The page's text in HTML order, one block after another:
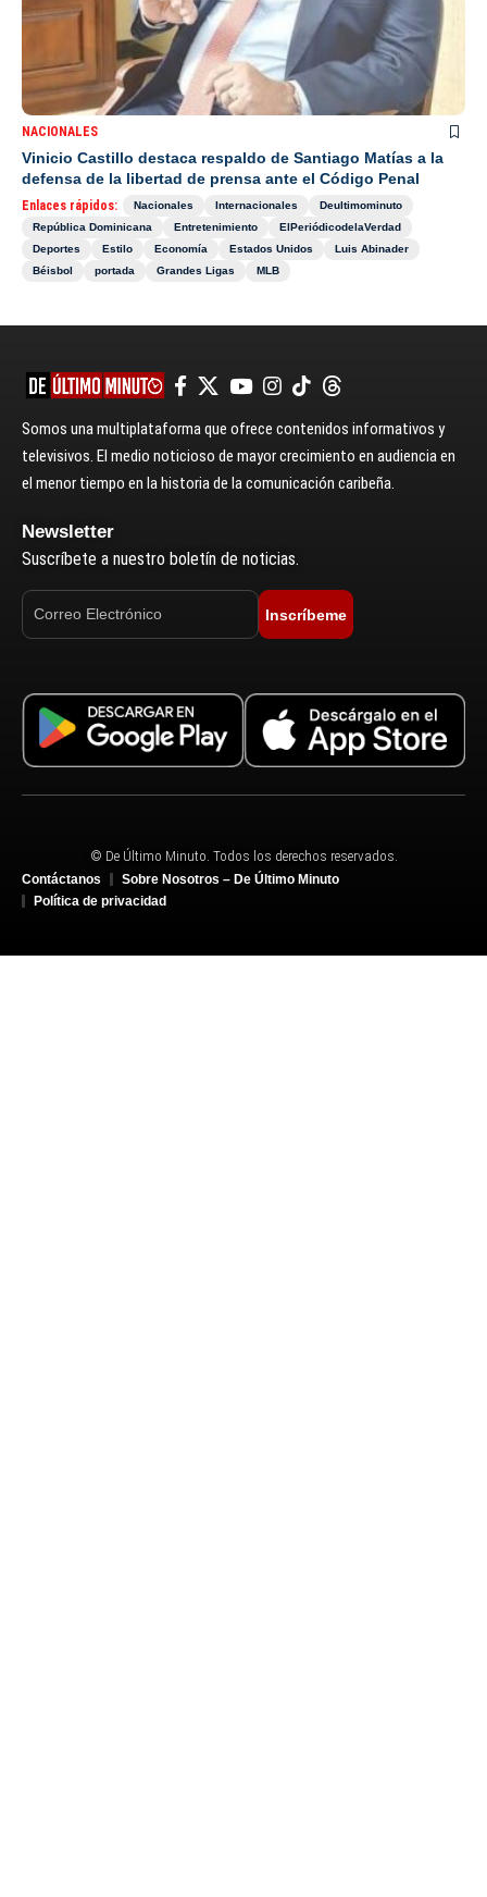
NACIONALES
Vinicio Castillo destaca respaldo de Santiago Matías a la
defensa de la libertad de prensa ante el Código Penal
Enlaces rápidos: Nacionales Internacionales
Deultimominuto
República Dominicana
Entretenimiento
ElPeriódicodelaVerdad
Deportes
Estilo Economía Estados Unidos
Luis Abinader
Béisbol
portada Grandes Ligas MLB
Somos una multiplataforma que ofrece contenidos informativos y
televisivos. El medio noticioso de mayor crecimiento en audiencia en
el menor tiempo en la historia de la comunicación caribeña.
Newsletter
Suscríbete a nuestro boletín de noticias.
Inscríbeme
© De Último Minuto. Todos los derechos reservados.
Contáctanos
Sobre Nosotros – De Último Minuto
Política de privacidad